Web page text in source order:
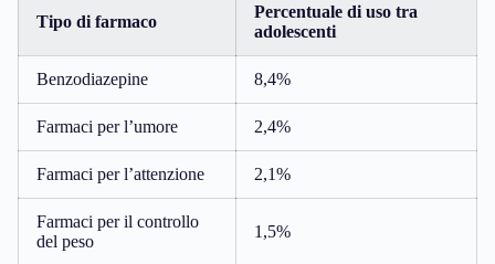
Tipo di farmaco
Percentuale di uso tra
adolescenti
Benzodiazepine 8,4%
Farmaci per l’umore 2,4%
Farmaci per l’attenzione 2,1%
Farmaci per il controllo
del peso
1,5%